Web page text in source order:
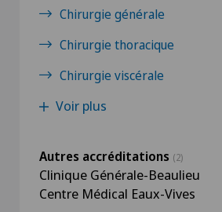
Chirurgie générale
Chirurgie thoracique
Chirurgie viscérale
Voir plus
Autres accréditations (2)
Clinique Générale-Beaulieu
Centre Médical Eaux-Vives